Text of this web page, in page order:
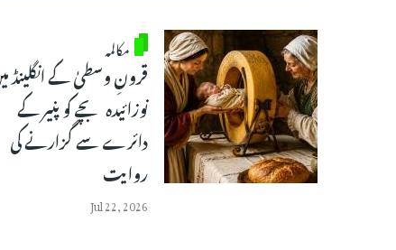
مکالمہ
قرونِ وسطیٰ کے انگلینڈ
نوزائیدہ بچے کو پنیر کے
دائرے سے گزارنے کی
روایت
Jul 22, 2026